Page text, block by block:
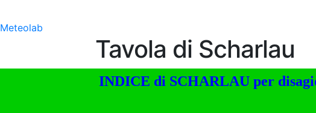
Meteolab
Tavola di Scharlau